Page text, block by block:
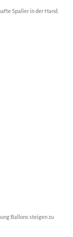
Spalier in der Hand.
Ballons steigen zu